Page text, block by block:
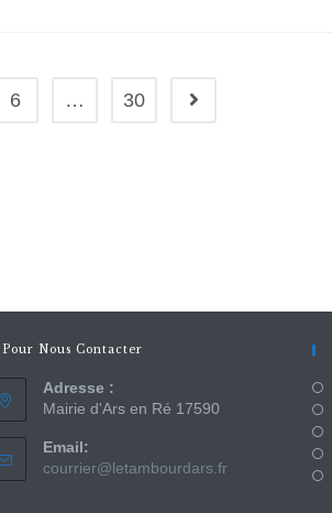
6 … 30
Pour Nous Contacter
Adresse :
Mairie d'Ars en Ré 17590
Email:
courrier@letambourdars.fr